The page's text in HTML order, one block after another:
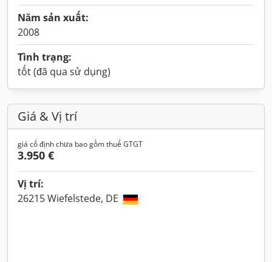
Năm sản xuất:
2008
Tình trạng:
tốt (đã qua sử dụng)
Giá & Vị trí
giá cố định chưa bao gồm thuế GTGT
3.950 €
Vị trí:
26215 Wiefelstede, DE